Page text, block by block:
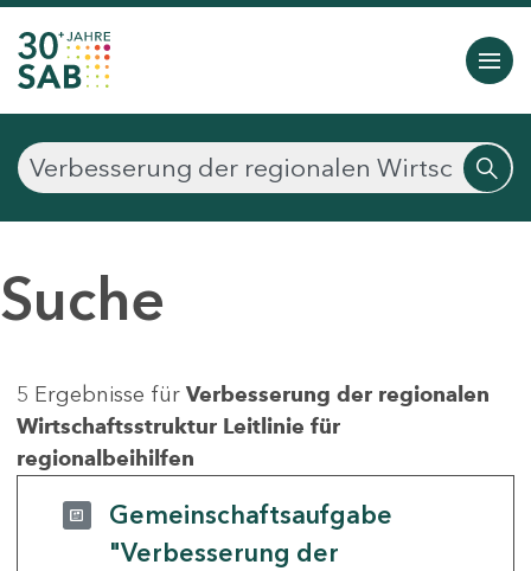
Suche
5 Ergebnisse für Verbesserung der regionalen
Wirtschaftsstruktur Leitlinie für
regionalbeihilfen
Gemeinschaftsaufgabe
"Verbesserung der